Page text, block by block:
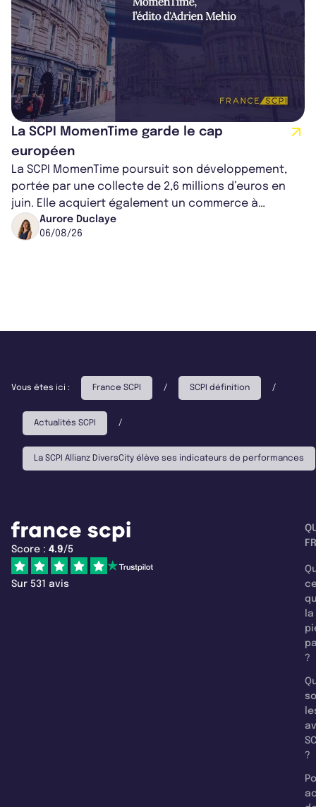
La SCPI MomenTime garde le cap
européen
La SCPI MomenTime poursuit son développement,
portée par une collecte de 2,6 millions d’euros en
juin. Elle acquiert également un commerce à
Worcester, place une plateforme logisti...
Aurore Duclaye
06/08/26
Vous êtes ici : France SCPI / SCPI définition /
Actualités SCPI /
La SCPI Allianz DiversCity élève ses indicateurs de performances
Score : 4.9/5
Sur 531 avis
la
?
?